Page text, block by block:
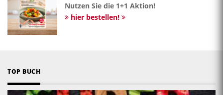
Nutzen Sie die 1+1 Aktion!
hier bestellen!
TOP BUCH